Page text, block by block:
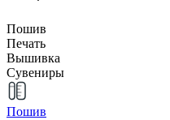
Пошив
Печать
Вышивка
Сувениры
Пошив